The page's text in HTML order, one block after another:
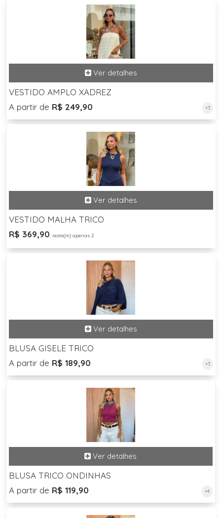
VESTIDO AMPLO XADREZ
A partir de R$ 249,90 +3
VESTIDO MALHA TRICO
R$ 369,90, resta(m) apenas 2
BLUSA GISELE TRICO
A partir de R$ 189,90 +3
BLUSA TRICO ONDINHAS
A partir de R$ 119,90 +4